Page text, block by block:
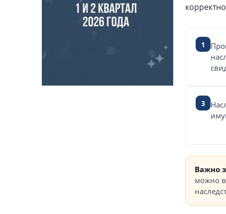
1
3
Важно
можно